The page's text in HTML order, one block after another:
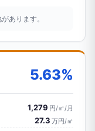
あります。
5.63%
1,279 円/㎡/月
27.3 万円/㎡